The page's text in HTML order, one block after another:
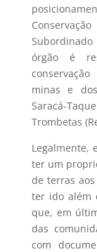
órgão é
minas e
Saracá-
Trombetas
Legalmente,
ter um
de terras
ter ido além
que, em
das
com